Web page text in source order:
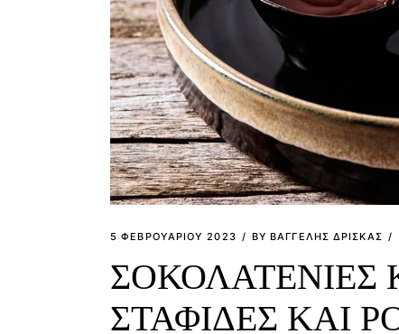
5 ΦΕΒΡΟΥΑΡΊΟΥ 2023 BY ΒΑΓΓΕΛΗΣ ΔΡΙΣΚΑΣ
ΣΟΚΟΛΑΤΕΝΙΕΣ
ΣΤΑΦΙΔΕΣ ΚΑΙ